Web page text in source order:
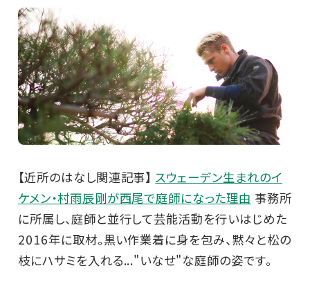
【近所のはなし関連記事】 スウェーデン生まれのイ
ケメン・村雨辰剛が西尾で庭師になった理由 事務所
に所属し、庭師と並行して芸能活動を行いはじめた
2016年に取材。黒い作業着に身を包み、黙々と松の
枝にハサミを入れる..."いなせ"な庭師の姿です。